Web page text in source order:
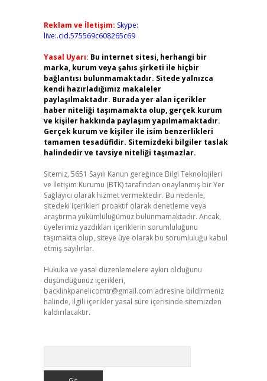
Reklam ve İletişim: Skype:
live:.cid.575569c608265c69
Yasal Uyarı: Bu internet sitesi, herhangi bir
marka, kurum veya şahıs şirketi ile hiçbir
bağlantısı bulunmamaktadır. Sitede yalnızca
kendi hazırladığımız makaleler
paylaşılmaktadır. Burada yer alan içerikler
haber niteliği taşımamakta olup, gerçek kurum
ve kişiler hakkında paylaşım yapılmamaktadır.
Gerçek kurum ve kişiler ile isim benzerlikleri
tamamen tesadüfidir. Sitemizdeki bilgiler taslak
halindedir ve tavsiye niteliği taşımazlar.
Sitemiz, 5651 Sayılı Kanun gereğince Bilgi Teknolojileri
ve İletişim Kurumu (BTK) tarafından onaylanmış bir Yer
Sağlayıcı olarak hizmet vermektedir. Bu nedenle,
sitedeki içerikleri proaktif olarak denetleme veya
araştırma yükümlülüğümüz bulunmamaktadır. Ancak,
üyelerimiz yazdıkları içeriklerin sorumluluğunu
taşımakta olup, siteye üye olarak bu sorumluluğu kabul
etmiş sayılırlar.
Hukuka ve yasal düzenlemelere aykırı olduğunu
düşündüğünüz içerikleri,
backlinkpanelicomtr@gmail.com adresine bildirmeniz
halinde, ilgili içerikler yasal süre içerisinde sitemizden
kaldırılacaktır.